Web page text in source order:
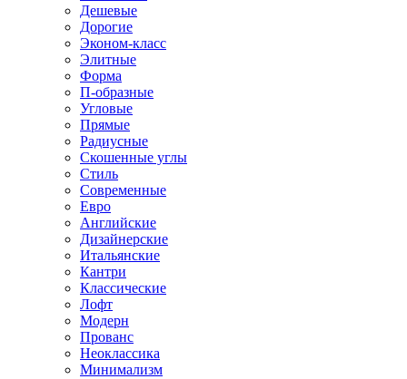
Дешевые
Дорогие
Эконом-класс
Элитные
Форма
П-образные
Угловые
Прямые
Радиусные
Скошенные углы
Стиль
Современные
Евро
Английские
Дизайнерские
Итальянские
Кантри
Классические
Лофт
Модерн
Прованс
Неоклассика
Минимализм